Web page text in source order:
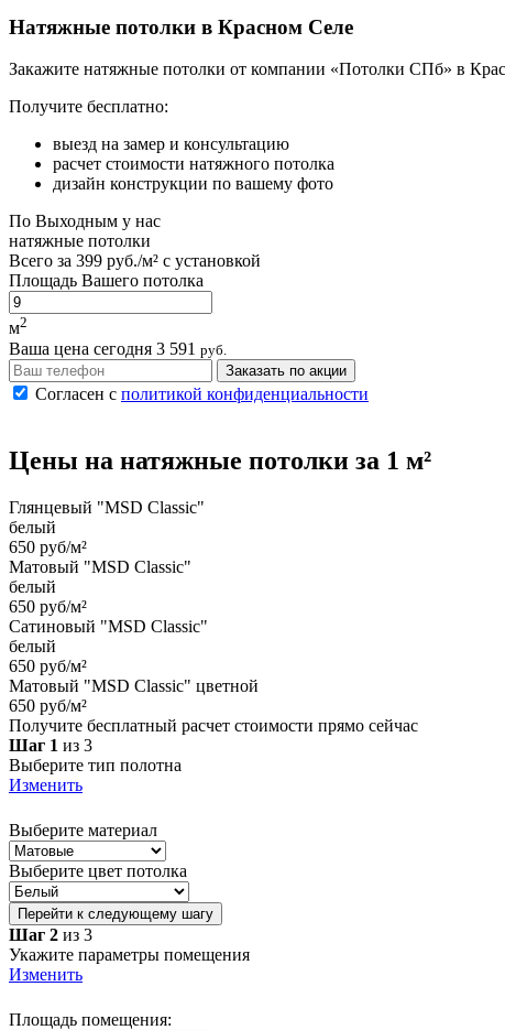
Натяжные потолки в Красном Селе
Закажите натяжные потолки от компании «Потолки СПб» в
Получите бесплатно:
выезд на замер и консультацию
расчет стоимости натяжного потолка
дизайн конструкции по вашему фото
По Выходным у нас
натяжные потолки
Всего за 399 руб./м² с установкой
Площадь Вашего потолка
м2
Ваша цена сегодня 3 591 руб.
Заказать по акции
Согласен с политикой конфиденциальности
Цены на натяжные потолки за 1 м²
Глянцевый "MSD Classic"
белый
650 руб/м²
Матовый "MSD Classic"
белый
650 руб/м²
Сатиновый "MSD Classic"
белый
650 руб/м²
Матовый "MSD Classic" цветной
650 руб/м²
Получите бесплатный расчет стоимости прямо сейчас
Шаг 1 из 3
Выберите тип полотна
Изменить
Выберите материал
Выберите цвет потолка
Перейти к следующему шагу
Шаг 2 из 3
Укажите параметры помещения
Изменить
Площадь помещения: